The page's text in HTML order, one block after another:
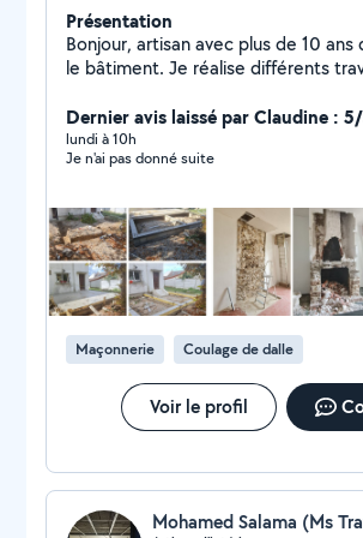
Présentation
Bonjour, artisan avec plus de 10
le bâtiment. Je réalise différents
de sol et petits travaux de
soigné avec matériel professionnel.
Dernier avis laissé par Claudine :
lundi à 10h
Je n'ai pas donné suite
Maçonnerie Coulage de dalle
Voir le profil